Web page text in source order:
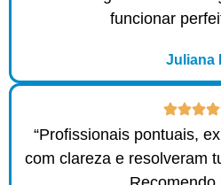
funcionar
Juliana
“Profissionais pontuais,
com clareza e resolveram